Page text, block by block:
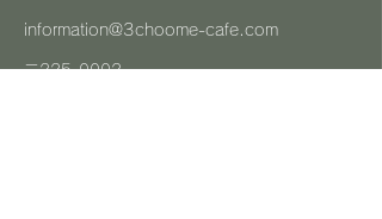
information@3choome-cafe.com
〒225-0002